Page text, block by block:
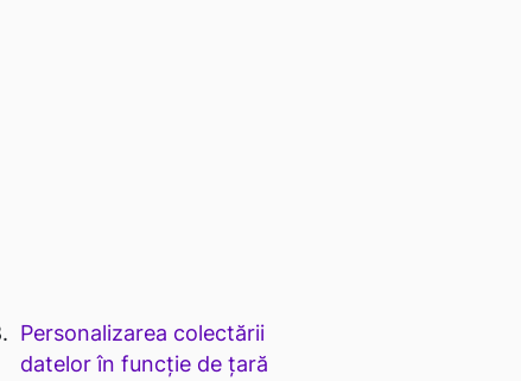
Personalizarea colectării
datelor în funcție de țară